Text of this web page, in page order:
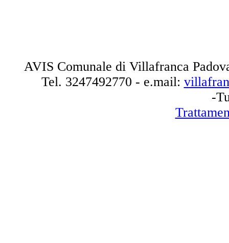
AVIS Comunale di Villafranca
Tel. 3247492770 - e.mail:
-